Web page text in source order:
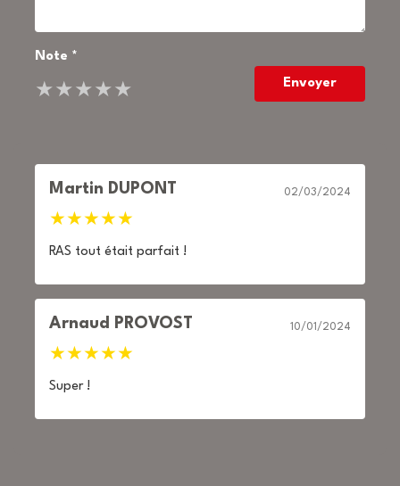
Note *
★★★★★ Envoyer
Martin DUPONT 02/03/2024
★★★★★
RAS tout était parfait !
Arnaud PROVOST 10/01/2024
★★★★★
Super !